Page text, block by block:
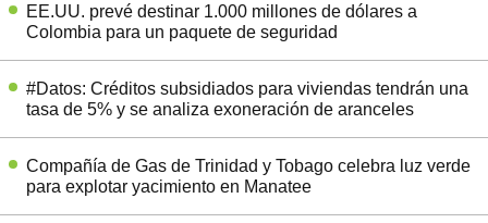
EE.UU. prevé destinar 1.000 millones de dólares a
Colombia para un paquete de seguridad
#Datos: Créditos subsidiados para viviendas tendrán una
tasa de 5% y se analiza exoneración de aranceles
Compañía de Gas de Trinidad y Tobago celebra luz verde
para explotar yacimiento en Manatee